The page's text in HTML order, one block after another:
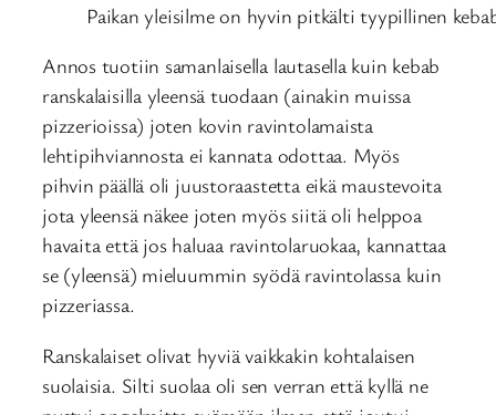
Paikan yleisilme on hyvin pitkälti tyypillinen
Annos tuotiin samanlaisella lautasella kuin kebab
ranskalaisilla yleensä tuodaan (ainakin muissa
pizzerioissa) joten kovin ravintolamaista
lehtipihviannosta ei kannata odottaa. Myös
pihvin päällä oli juustoraastetta eikä maustevoita
jota yleensä näkee joten myös siitä oli helppoa
havaita että jos haluaa ravintolaruokaa, kannattaa
se (yleensä) mieluummin syödä ravintolassa kuin
pizzeriassa.
Ranskalaiset olivat hyviä vaikkakin kohtalaisen
suolaisia. Silti suolaa oli sen verran että kyllä ne